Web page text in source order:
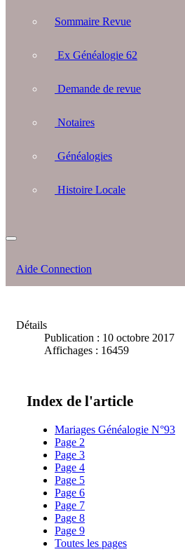
Sommaire Revue
Ex Généalogie 62
Demande de revue
Notaires
Généalogies
Histoire Locale
Aide Connection
Détails
Publication : 10 octobre 2017
Affichages : 16459
Index de l'article
Mariages Généalogie N°93
Page 2
Page 3
Page 4
Page 5
Page 6
Page 7
Page 8
Page 9
Toutes les pages